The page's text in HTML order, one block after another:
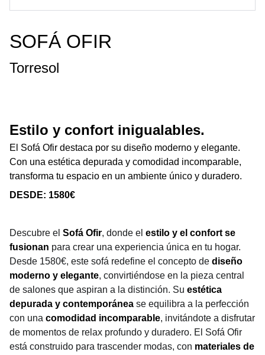
SOFÁ OFIR
Torresol
Estilo y confort inigualables.
El Sofá Ofir destaca por su diseño moderno y elegante.
Con una estética depurada y comodidad incomparable,
transforma tu espacio en un ambiente único y duradero.
DESDE: 1580€
Descubre el Sofá Ofir, donde el estilo y el confort se
fusionan para crear una experiencia única en tu hogar.
Desde 1580€, este sofá redefine el concepto de diseño
moderno y elegante, convirtiéndose en la pieza central
de salones que aspiran a la distinción. Su estética
depurada y contemporánea se equilibra a la perfección
con una comodidad incomparable, invitándote a disfrutar
de momentos de relax profundo y duradero. El Sofá Ofir
está construido para trascender modas, con materiales de